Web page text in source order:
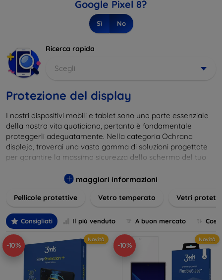
Google Pixel 8?
Sì No
Ricerca rapida
Scegli
Protezione del display
I nostri dispositivi mobili e tablet sono una parte essenziale
della nostra vita quotidiana, pertanto è fondamentale
proteggerli adeguatamente. Nella categoria Ochrana
displeja, troverai una vasta gamma di soluzioni progettate
per garantire la massima sicurezza dello schermo del tuo
temperato, pellicole protettive e custodie con protezione
modelli di smartphone e tablet. Le protezioni per display
impronte, mantenendo allo stesso tempo la trasparenza e
la sensibilità al tocco dello schermo. Scegli la protezione
ideale per le tue esigenze e mantieni il tuo dispositivo come
nuovo più a lungo.
maggiori informazioni
Pellicole protettive Vetro temperato Vetri
Consigliati Il più venduto A buon mercato
-10%
Novità
-10%
Novità